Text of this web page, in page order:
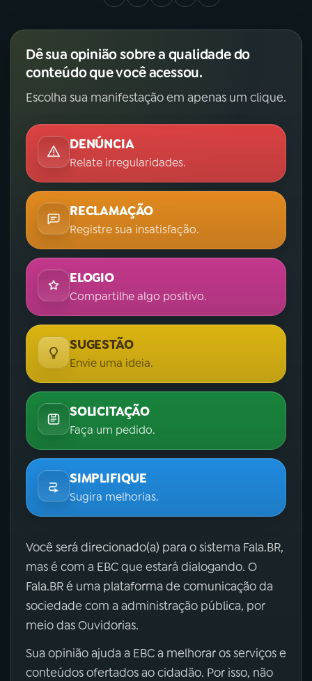
Dê sua opinião sobre a qualidade do
conteúdo que você acessou.
Escolha sua manifestação em apenas um clique.
DENÚNCIA
Relate irregularidades.
RECLAMAÇÃO
Registre sua insatisfação.
ELOGIO
Compartilhe algo positivo.
SUGESTÃO
Envie uma ideia.
SOLICITAÇÃO
Faça um pedido.
SIMPLIFIQUE
Sugira melhorias.
Você será direcionado(a) para o sistema Fala.BR,
mas é com a EBC que estará dialogando. O
Fala.BR é uma plataforma de comunicação da
sociedade com a administração pública, por
meio das Ouvidorias.
Sua opinião ajuda a EBC a melhorar os serviços e
conteúdos ofertados ao cidadão. Por isso, não